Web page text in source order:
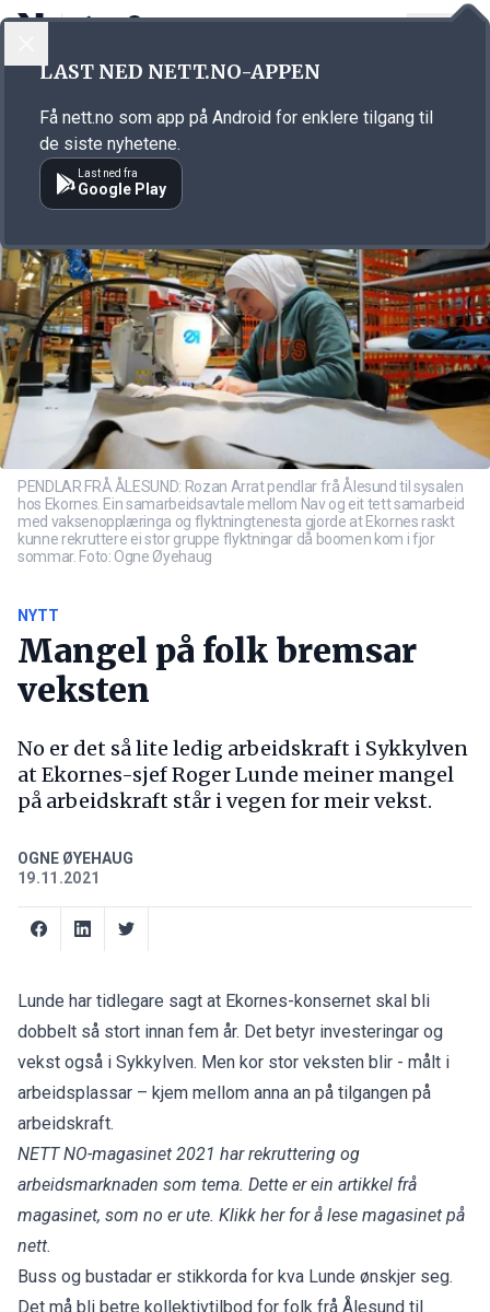
Annonsørinnhold
PENDLAR FRÅ ÅLESUND: Rozan Arrat pendlar frå Ålesund til sysalen
hos Ekornes. Ein samarbeidsavtale mellom Nav og eit tett samarbeid
med vaksenopplæringa og flyktningtenesta gjorde at Ekornes raskt
kunne rekruttere ei stor gruppe flyktningar då boomen kom i fjor
sommar. Foto: Ogne Øyehaug
NYTT
Mangel på folk bremsar
veksten
No er det så lite ledig arbeidskraft i Sykkylven
at Ekornes-sjef Roger Lunde meiner mangel
på arbeidskraft står i vegen for meir vekst.
OGNE ØYEHAUG
19.11.2021
Lunde har tidlegare sagt at Ekornes-konsernet skal bli
dobbelt så stort innan fem år. Det betyr investeringar og
vekst også i Sykkylven. Men kor stor veksten blir - målt i
arbeidsplassar – kjem mellom anna an på tilgangen på
arbeidskraft.
NETT NO-magasinet 2021 har rekruttering og
arbeidsmarknaden som tema. Dette er ein artikkel frå
magasinet, som no er ute. Klikk her for å lese magasinet på
nett.
Buss og bustadar er stikkorda for kva Lunde ønskjer seg.
Det må bli betre kollektivtilbod for folk frå Ålesund til
LAST NED NETT.NO-APPEN
Få nett.no som app på Android for enklere tilgang til
de siste nyhetene.
Last ned fra
Google Play